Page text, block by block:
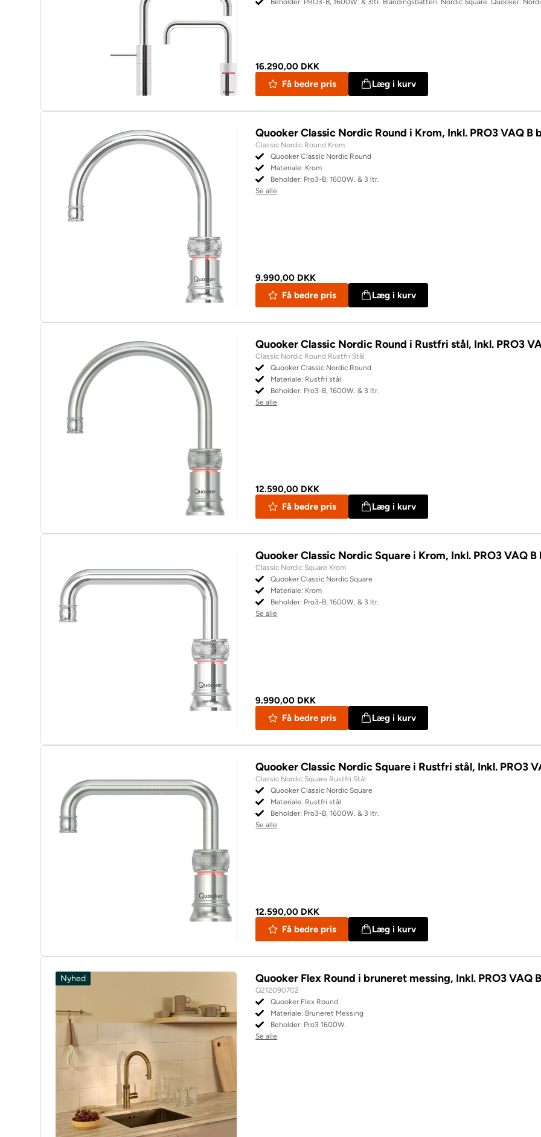
16.290,00 DKK
Få bedre pris
Læg i kurv
Quooker Classic Nordic Round i Krom, Inkl. PRO3 VAQ B
Classic Nordic Round Krom
Quooker Classic Nordic Round
Materiale: Krom
Beholder: Pro3-B, 1600W. & 3 ltr.
Se alle
9.990,00 DKK
Få bedre pris
Læg i kurv
Quooker Classic Nordic Round i Rustfri stål, Inkl. PRO3
Classic Nordic Round Rustfri Stål
Quooker Classic Nordic Round
Materiale: Rustfri stål
Beholder: Pro3-B, 1600W. & 3 ltr.
Se alle
12.590,00 DKK
Få bedre pris
Læg i kurv
Quooker Classic Nordic Square i Krom, Inkl. PRO3 VAQ
Classic Nordic Square Krom
Quooker Classic Nordic Square
Materiale: Krom
Beholder: Pro3-B, 1600W. & 3 ltr.
Se alle
9.990,00 DKK
Få bedre pris
Læg i kurv
Quooker Classic Nordic Square i Rustfri stål, Inkl. PRO3
Classic Nordic Square Rustfri Stål
Quooker Classic Nordic Square
Materiale: Rustfri stål
Beholder: Pro3-B, 1600W. & 3 ltr.
Se alle
12.590,00 DKK
Få bedre pris
Læg i kurv
Nyhed Quooker Flex Round i bruneret messing, Inkl. PRO3 VAQ
Q212090702
Quooker Flex Round
Materiale: Bruneret Messing
Beholder: Pro3 1600W.
Se alle